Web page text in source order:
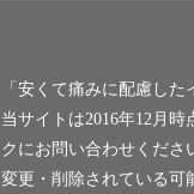
「安くて痛みに配慮し
当サイトは2016年12月
クにお問い合わせくださ
変更・削除されている可